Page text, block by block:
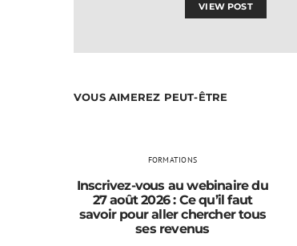
VIEW POST
VOUS AIMEREZ PEUT-ÊTRE
FORMATIONS
Inscrivez-vous au webinaire du
27 août 2026 : Ce qu’il faut
savoir pour aller chercher tous
ses revenus